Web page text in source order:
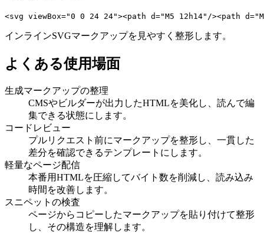
<svg viewBox="0 0 24 24"><path d="M5 12h14"/><path
インラインSVGマークアップを見やすく整形します。
よくある使用場面
生成マークアップの整理
CMSやビルダーが出力したHTMLを美化し、読んで編
集できる状態にします。
コードレビュー
プルリクエスト前にマークアップを整形し、一貫した
差分を確認できるテンプレートにします。
軽量なページ配信
本番用HTMLを圧縮してバイト数を削減し、読み込み
時間を改善します。
スニペットの検査
ページからコピーしたマークアップを貼り付けて整形
し、その構造を理解します。